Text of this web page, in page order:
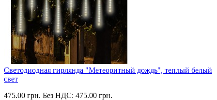
Светодиодная гирлянда "Метеоритный дождь", теплый белый
свет
475.00 грн. Без НДС: 475.00 грн.